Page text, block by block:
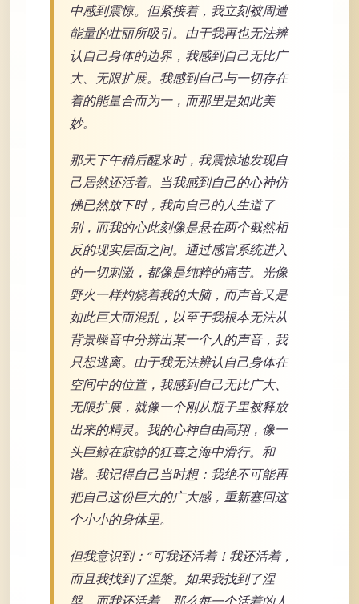
中感到震惊。但紧接着，我立刻被周遭
能量的壮丽所吸引。由于我再也无法辨
认自己身体的边界，我感到自己无比广
大、无限扩展。我感到自己与一切存在
着的能量合而为一，而那里是如此美
妙。
那天下午稍后醒来时，我震惊地发现自
己居然还活着。当我感到自己的心神仿
佛已然放下时，我向自己的人生道了
别，而我的心此刻像是悬在两个截然相
反的现实层面之间。通过感官系统进入
的一切刺激，都像是纯粹的痛苦。光像
野火一样灼烧着我的大脑，而声音又是
如此巨大而混乱，以至于我根本无法从
背景噪音中分辨出某一个人的声音，我
只想逃离。由于我无法辨认自己身体在
空间中的位置，我感到自己无比广大、
无限扩展，就像一个刚从瓶子里被释放
出来的精灵。我的心神自由高翔，像一
头巨鲸在寂静的狂喜之海中滑行。和
谐。我记得自己当时想：我绝不可能再
把自己这份巨大的广大感，重新塞回这
个小小的身体里。
但我意识到：“可我还活着！我还活着，
而且我找到了涅槃。如果我找到了涅